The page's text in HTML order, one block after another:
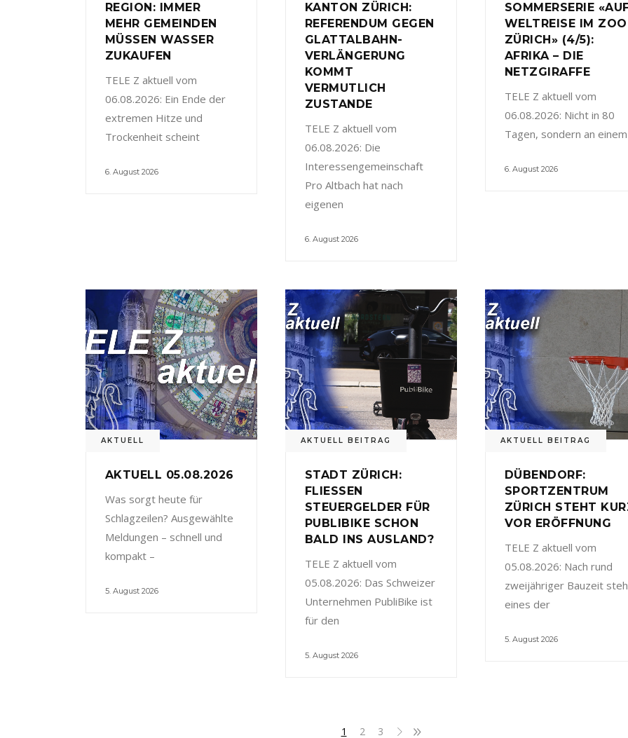
REGION: IMMER
MEHR GEMEINDEN
MÜSSEN WASSER
ZUKAUFEN
TELE Z aktuell vom
06.08.2026: Ein Ende der
extremen Hitze und
Trockenheit scheint
6. August 2026
KANTON ZÜRICH:
REFERENDUM GEGEN
GLATTALBAHN-
VERLÄNGERUNG
KOMMT
VERMUTLICH
ZUSTANDE
TELE Z aktuell vom
06.08.2026: Die
Interessengemeinschaft
Pro Altbach hat nach
eigenen
6. August 2026
SOMMERSERIE
WELTREISE IM ZOO
ZÜRICH» (4/5):
AFRIKA – DIE
NETZGIRAFFE
TELE Z aktuell vom
06.08.2026: Nicht in 80
Tagen, sondern an einem
6. August 2026
AKTUELL
AKTUELL 05.08.2026
Was sorgt heute für
Schlagzeilen? Ausgewählte
Meldungen – schnell und
kompakt –
5. August 2026
AKTUELL BEITRAG
STADT ZÜRICH:
FLIESSEN
STEUERGELDER FÜR
PUBLIBIKE SCHON
BALD INS AUSLAND?
TELE Z aktuell vom
05.08.2026: Das Schweizer
Unternehmen PubliBike ist
für den
5. August 2026
AKTUELL BEITRAG
DÜBENDORF:
SPORTZENTRUM
ZÜRICH STEHT
VOR ERÖFFNUNG
TELE Z aktuell vom
05.08.2026: Nach rund
zweijähriger Bauzeit
eines der
5. August 2026
1 2 3